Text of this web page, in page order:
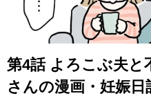
第4話 よろこぶ夫と
さんの漫画・妊娠日